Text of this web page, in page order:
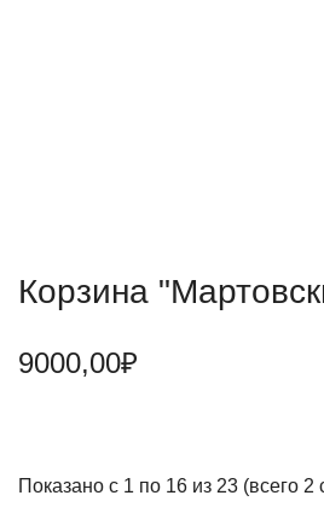
Корзина
9000,00₽
Показано с 1 по 16 из 23 (всего 2